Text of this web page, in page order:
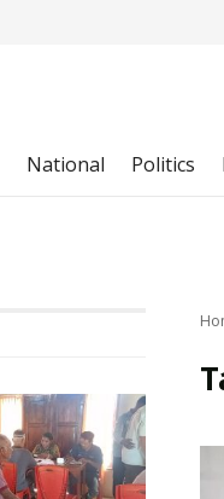
National Politics